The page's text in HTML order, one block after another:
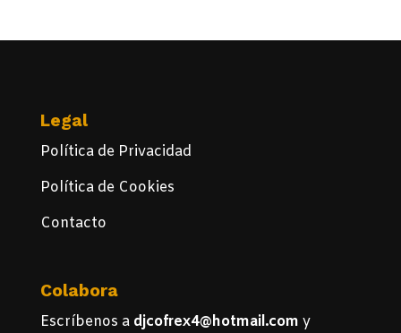
Legal
Política de Privacidad
Política de Cookies
Contacto
Colabora
Escríbenos a djcofrex4@hotmail.com y